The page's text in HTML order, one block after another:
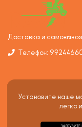
Доставка и
Телефон:
Установите наше
легко